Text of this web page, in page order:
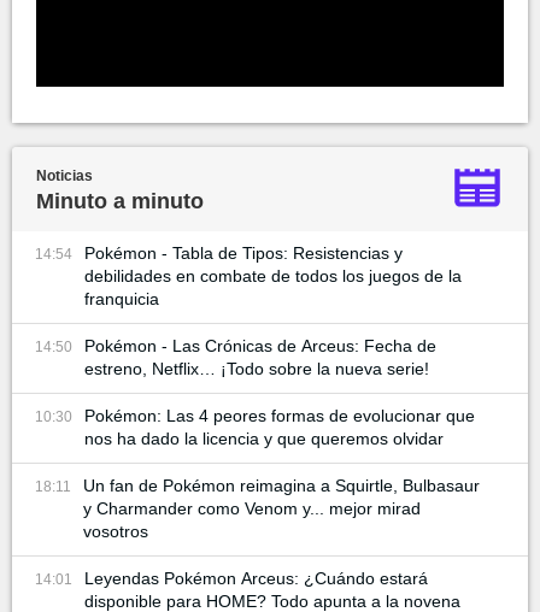
Noticias
Minuto a minuto
14:54
Pokémon - Tabla de Tipos: Resistencias y
debilidades en combate de todos los juegos de la
franquicia
14:50
Pokémon - Las Crónicas de Arceus: Fecha de
estreno, Netflix… ¡Todo sobre la nueva serie!
10:30
Pokémon: Las 4 peores formas de evolucionar que
nos ha dado la licencia y que queremos olvidar
18:11
Un fan de Pokémon reimagina a Squirtle, Bulbasaur
y Charmander como Venom y... mejor mirad
vosotros
14:01
Leyendas Pokémon Arceus: ¿Cuándo estará
disponible para HOME? Todo apunta a la novena